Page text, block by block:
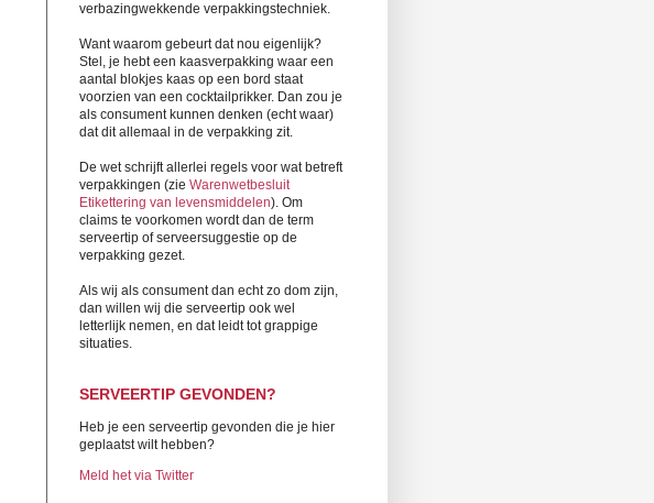
verbazingwekkende verpakkingstechniek.
Want waarom gebeurt dat nou eigenlijk?
Stel, je hebt een kaasverpakking waar een
aantal blokjes kaas op een bord staat
voorzien van een cocktailprikker. Dan zou je
als consument kunnen denken (echt waar)
dat dit allemaal in de verpakking zit.
De wet schrijft allerlei regels voor wat betreft
verpakkingen (zie Warenwetbesluit
Etikettering van levensmiddelen). Om
claims te voorkomen wordt dan de term
serveertip of serveersuggestie op de
verpakking gezet.
Als wij als consument dan echt zo dom zijn,
dan willen wij die serveertip ook wel
letterlijk nemen, en dat leidt tot grappige
situaties.
SERVEERTIP GEVONDEN?
Heb je een serveertip gevonden die je hier
geplaatst wilt hebben?
Meld het via Twitter